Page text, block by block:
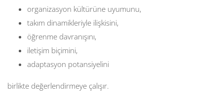
organizasyon kültürüne uyumunu,
takım dinamikleriyle ilişkisini,
öğrenme davranışını,
iletişim biçimini,
adaptasyon potansiyelini
birlikte değerlendirmeye çalışır.